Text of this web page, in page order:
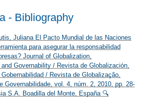
- Bibliography
Juliana El Pacto Mundial de las Naciones
para asegurar la responsabilidad
Journal of Globalization,
Governability / Revista de Globalización,
/ Revista de Globalização,
Governabilidade, vol. 4, núm. 2, 2010, pp. 28-
S.A. Boadilla del Monte, España 🔍